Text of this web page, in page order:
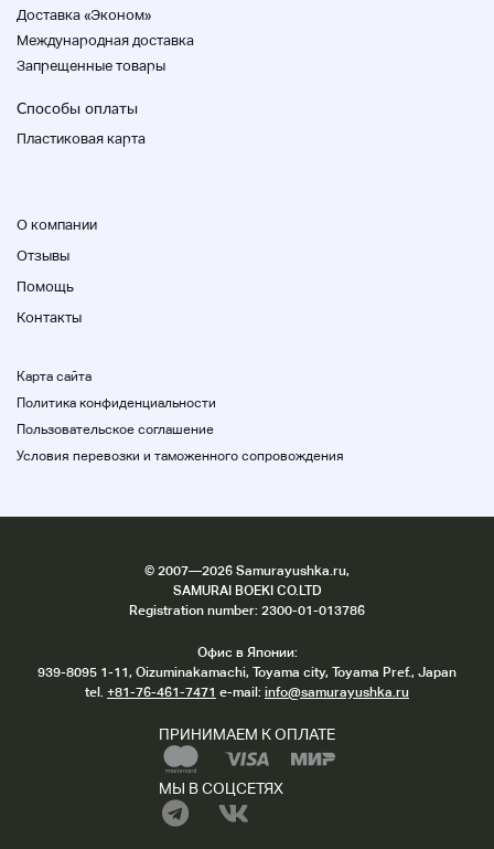
Доставка «Эконом»
Международная доставка
Запрещенные товары
Способы оплаты
Пластиковая карта
О компании
Отзывы
Помощь
Контакты
Карта сайта
Политика конфиденциальности
Пользовательское соглашение
Условия перевозки и таможенного сопровождения
© 2007—2026 Samurayushka.ru,
SAMURAI BOEKI CO.LTD
Registration number: 2300-01-013786
Офис в Японии:
939-8095 1-11, Oizuminakamachi, Toyama city, Toyama Pref., Japan
tel. +81-76-461-7471 e-mail: info@samurayushka.ru
ПРИНИМАЕМ К ОПЛАТЕ
МЫ В СОЦСЕТЯХ